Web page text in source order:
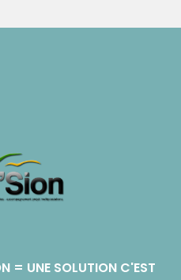
= UNE SOLUTION C'EST